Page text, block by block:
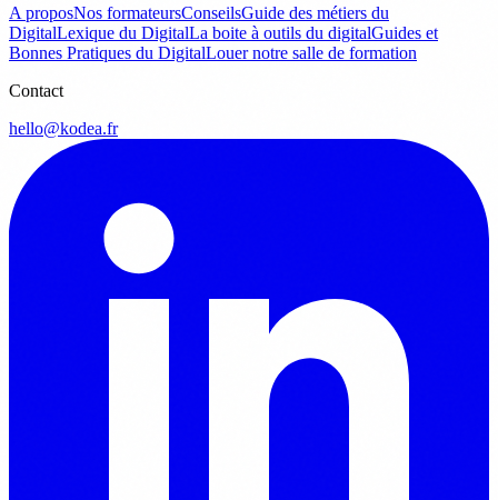
A proposNos formateursConseilsGuide des métiers du
DigitalLexique du DigitalLa boite à outils du digitalGuides et
Bonnes Pratiques du DigitalLouer notre salle de formation
Contact
hello@kodea.fr